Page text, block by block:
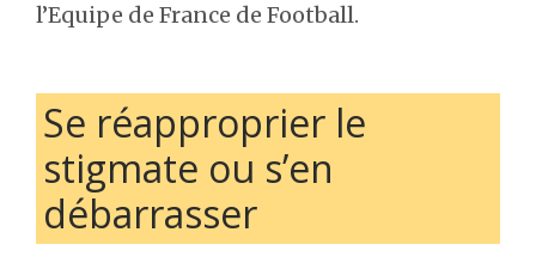
l’Equipe de France de Football.
Se réapproprier le
stigmate ou s’en
débarrasser